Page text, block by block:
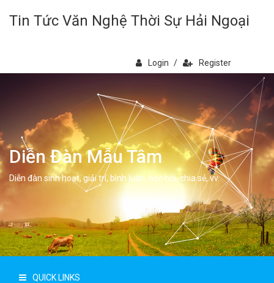
Tin Tức Văn Nghệ Thời Sự Hải Ngoại
Login / Register
Diễn Đàn Mẫu Tâm
Diễn đàn sinh hoạt, giải trí, bình luân, học hỏi, chia sẻ, vv.
QUICK LINKS